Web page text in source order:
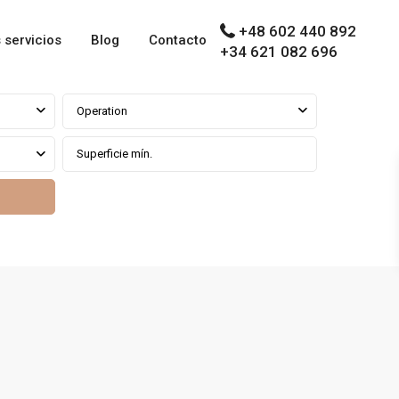
servicios Blog Contacto
+48 602 440 892
+34 621 082 696
Operation